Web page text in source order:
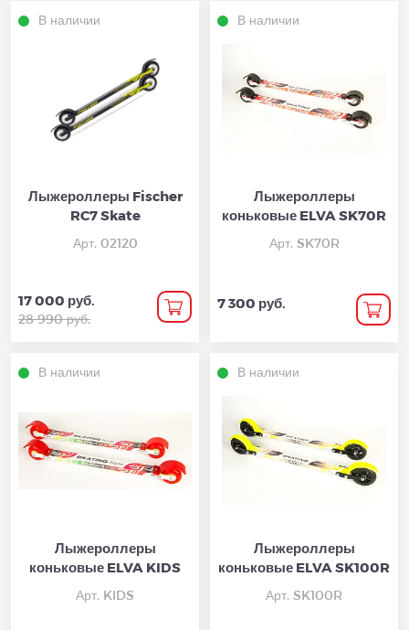
В наличии
Лыжероллеры Fischer
RC7 Skate
Арт. 02120
17 000 руб.
28 990 руб.
В наличии
Лыжероллеры
коньковые ELVA SK70R
Арт. SK70R
7 300 руб.
В наличии
Лыжероллеры
коньковые ELVA KIDS
Арт. KIDS
В наличии
Лыжероллеры
коньковые ELVA SK100R
Арт. SK100R